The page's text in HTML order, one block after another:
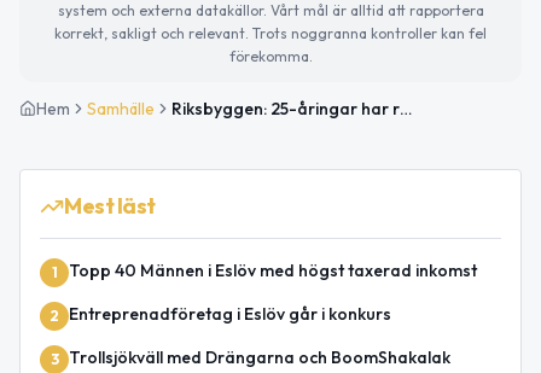
system och externa datakällor. Vårt mål är alltid att rapportera
korrekt, sakligt och relevant. Trots noggranna kontroller kan fel
förekomma.
Hem Samhälle Riksbyggen: 25-åringar har råd med 3,3 kvadratmeter i Lund – 29,9 i Perstorp
Mest läst
1 Topp 40 Männen i Eslöv med högst taxerad inkomst
2 Entreprenadföretag i Eslöv går i konkurs
3 Trollsjökväll med Drängarna och BoomShakalak